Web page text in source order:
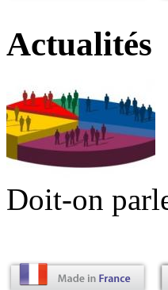
Actualités
Doit-on